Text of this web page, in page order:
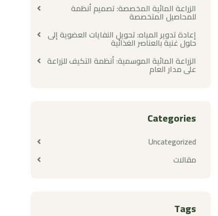
الزراعة المائية المخصصة: تصميم أنظمة
للمحاصيل المتخصصة
إعادة تدوير المياه: تحويل النفايات العضوية إلى
حلول غنية بالعناصر الغذائية
الزراعة المائية الموسمية: أنظمة التكيف للزراعة
على مدار العام
Categories
Uncategorized
مقالات
Tags